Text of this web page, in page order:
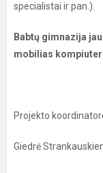
specialistai ir pan.).
Babtų gimnazija
mobilias
Projekto
Giedrė